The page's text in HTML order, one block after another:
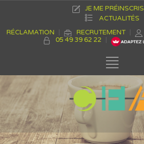
JE ME PRÉINSCRIS
ACTUALITÉS
RÉCLAMATION
RECRUTEMENT
05 49 39 62 22